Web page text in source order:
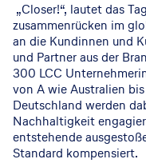
„Closer!“, lautet das
zusammenrücken im
an die Kundinnen und
und Partner aus der
300 LCC
von A wie Australien
Deutschland werden
Nachhaltigkeit
entstehende
Standard kompensiert.